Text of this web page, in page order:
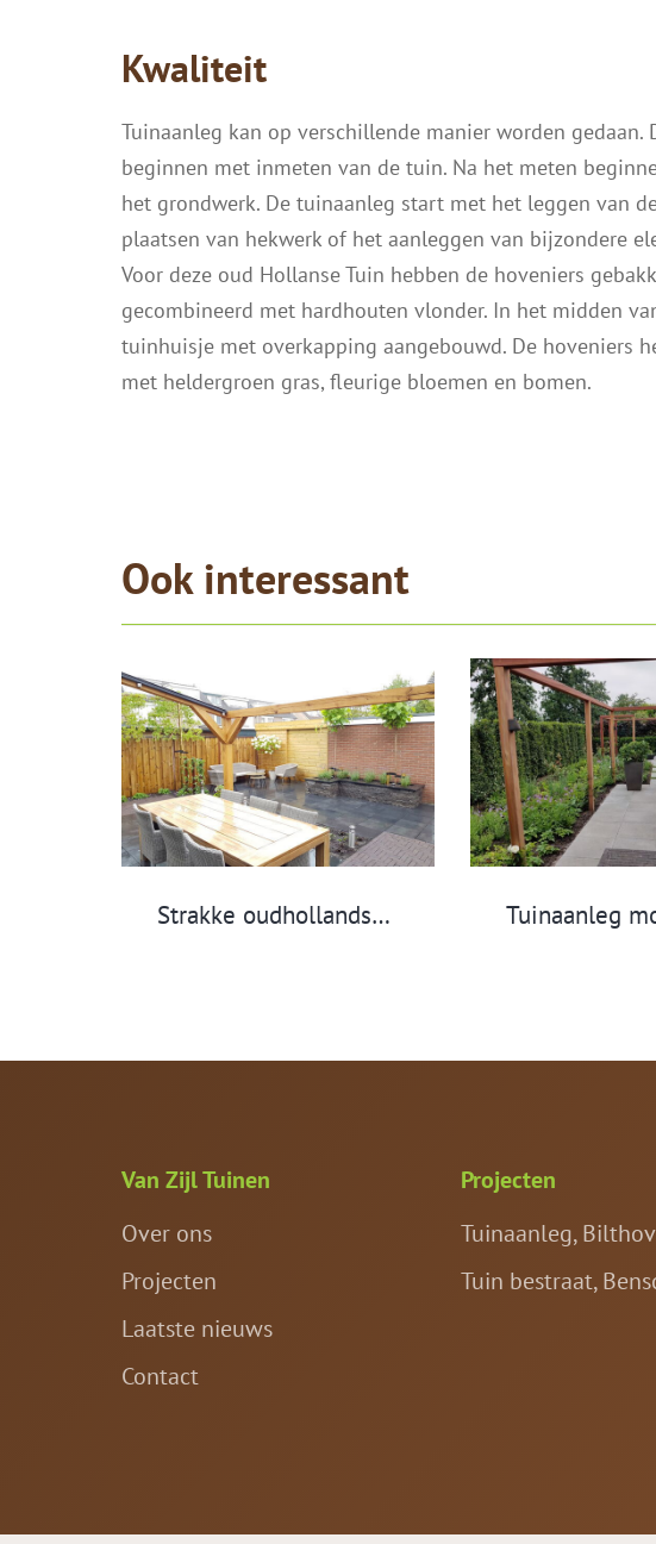
Kwaliteit
Tuinaanleg kan op verschillende manier worden gedaan.
beginnen met inmeten van de tuin. Na het meten
het grondwerk. De tuinaanleg start met het leggen van
plaatsen van hekwerk of het aanleggen van bijzondere
Voor deze oud Hollanse Tuin hebben de hoveniers
gecombineerd met hardhouten vlonder. In het midden
tuinhuisje met overkapping aangebouwd. De hoveniers
met heldergroen gras, fleurige bloemen en bomen.
Ook interessant
Strakke oudhollandse tuin Benschop regio Lopik, Utrecht
Van Zijl Tuinen
Over ons
Projecten
Laatste nieuws
Contact
Projecten
Tuinaanleg,
Tuin bestraat,